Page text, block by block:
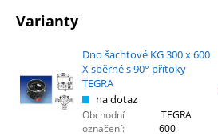
Varianty
Dno šachtové KG 300 x 600
X sběrné s 90° přítoky
TEGRA
na dotaz
Obchodní
označení:
TEGRA
600